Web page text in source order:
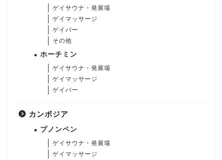
ゲイサウナ・発展場
ゲイマッサージ
ゲイバー
その他
ホーチミン
ゲイサウナ・発展場
ゲイマッサージ
ゲイバー
カンボジア
プノンペン
ゲイサウナ・発展場
ゲイマッサージ